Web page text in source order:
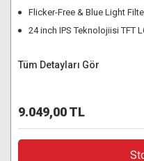
Flicker-Free & Blue Light
24 inch IPS Teknolojiisi TFT
Tüm Detayları Gör
9.049,00 TL